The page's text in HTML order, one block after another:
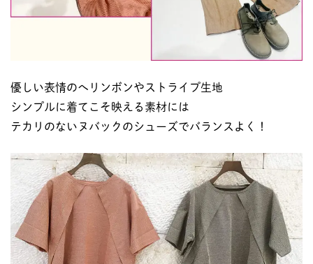
優しい表情のへリンボンやストライプ生地
シンプルに着てこそ映える素材には
テカリのないヌバックのシューズでバランスよく！